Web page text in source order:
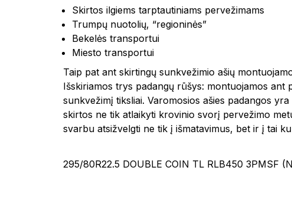
Skirtos ilgiems tarptautiniams pervežimams
Trumpų nuotolių, “regioninės”
Bekelės transportui
Miesto transportui
Taip pat ant skirtingų sunkvežimio ašių
Išskiriamos trys padangų rūšys: montuojamos ant
sunkvežimį tiksliai. Varomosios ašies padangos
skirtos ne tik atlaikyti krovinio svorį pervežimo
svarbu atsižvelgti ne tik į išmatavimus, bet ir į tai
295/80R22.5 DOUBLE COIN TL RLB450 3PMSF